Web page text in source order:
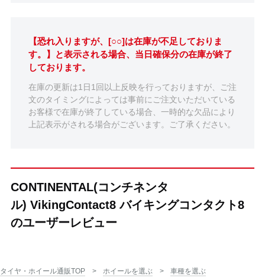
【恐れ入りますが、[○○]は在庫が不足しておりま
す。】と表示される場合、当日確保分の在庫が終了
しております。
在庫の更新は1日1回以上反映を行っておりますが、ご注
文のタイミングによっては事前にご注文いただいている
お客様で在庫が終了している場合、一時的な欠品により
上記表示がされる場合がございます。ご了承ください。
CONTINENTAL(コンチネンタ
ル) VikingContact8 バイキングコンタクト8
のユーザーレビュー
タイヤ・ホイール通販TOP ホイールを選ぶ
車種を選ぶ